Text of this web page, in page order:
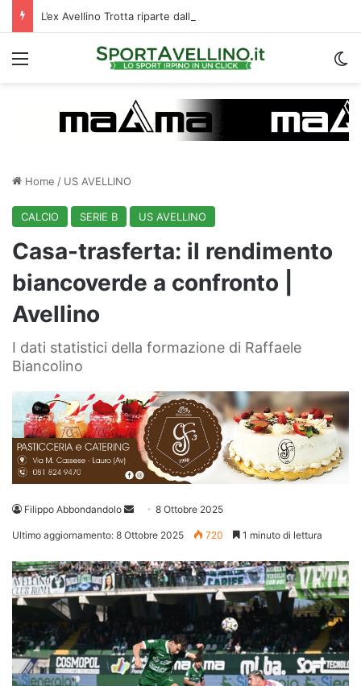
L’ex Avellino Trotta riparte dall’estero: i dettagli
Menu
Home / US AVELLINO
CALCIO SERIE B US AVELLINO
Casa-trasferta: il rendimento
biancoverde a confronto |
Avellino
I dati statistici della formazione di Raffaele
Biancolino
Filippo Abbondandolo
Invia 8 Ottobre 2025
Ultimo aggiornamento: 8 Ottobre 2025 720 1 minuto di lettura